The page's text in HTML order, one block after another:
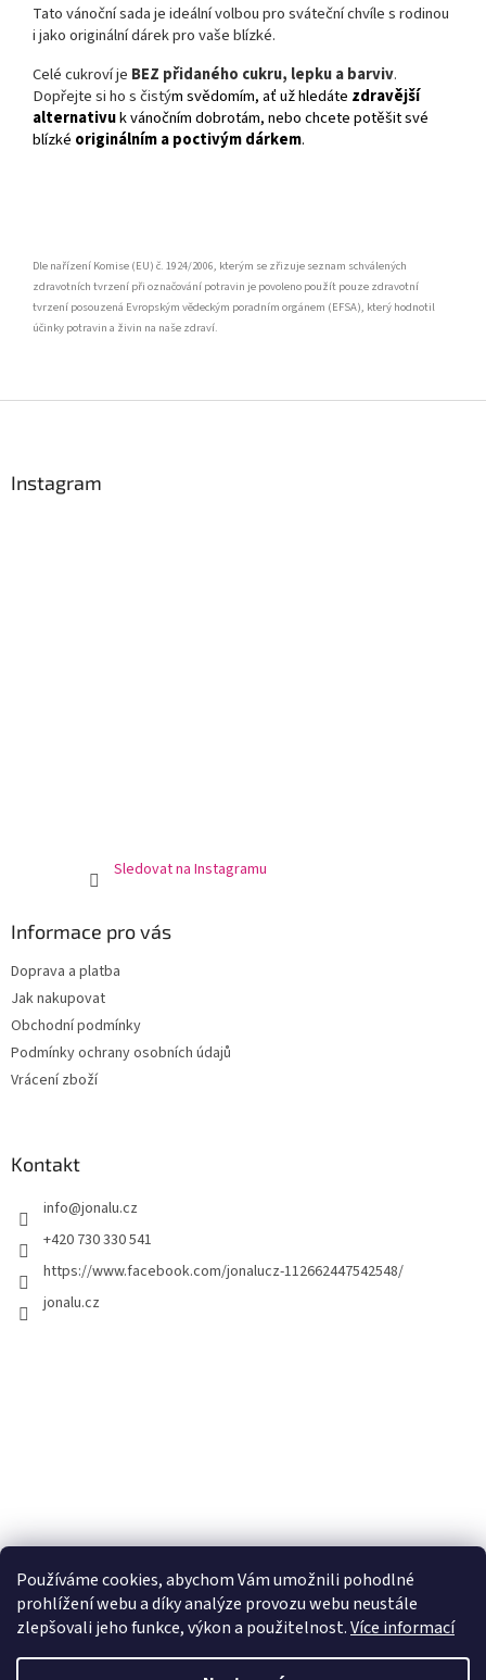
Používáme cookies, abychom Vám umožnili pohodlné
prohlížení webu a díky analýze provozu webu neustále
zlepšovali jeho funkce, výkon a použitelnost.Více informací
Tato vánoční sada je ideální volbou pro sváteční chvíle s rodinou
i jako originální dárek pro vaše blízké.
Celé cukroví je BEZ přidaného cukru, lepku a barviv.
Dopřejte si ho s čistým svědomím, ať už hledáte zdravější
alternativuk vánočním dobrotám, nebo chcete potěšit své
blízké originálním a poctivým dárkem.
Dle nařízení Komise (EU) č. 1924/2006, kterým se zřizuje seznam schválených
zdravotních tvrzení při označování potravin je povoleno použít pouze zdravotní
tvrzení posouzená Evropským vědeckým poradním orgánem (EFSA), který hodnotil
účinky potravin a živin na naše zdraví.
Instagram
Sledovat na Instagramu
Informace pro vás
Doprava a platba
Jak nakupovat
Obchodní podmínky
Podmínky ochrany osobních údajů
Vrácení zboží
Kontakt
info@jonalu.cz
+420 730 330 541
https://www.facebook.com/jonalucz-112662447542548/
jonalu.cz